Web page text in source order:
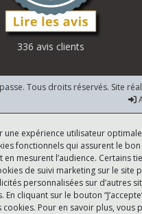
336 avis clients
Tous droits réservés. Site
une expérience utilisateur
fonctionnels qui assurent le
en mesurent l’audience. Certains
de suivi marketing sur le site
personnalisées sur d’autres
cliquant sur le bouton
cookies. Pour en savoir plus, vous